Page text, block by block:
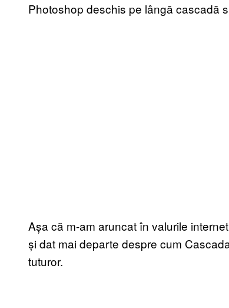
Photoshop deschis pe lângă cascadă
Așa că m-am aruncat în valurile
și dat mai departe despre cum
tuturor.